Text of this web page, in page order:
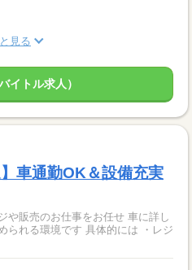
見る
イトル求人）
車通勤OK＆設備充実
や販売のお仕事をお任せ 車に詳し
られる環境です 具体的には ・レジ